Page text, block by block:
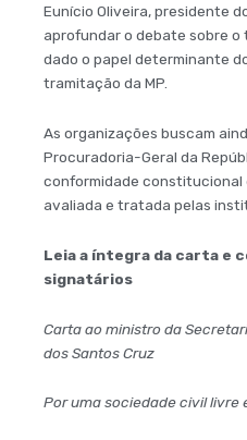
Eunício Oliveira, presidente
aprofundar o debate sobre
dado o papel determinante
tramitação da MP.
As organizações buscam
Procuradoria-Geral da
conformidade constitucional
avaliada e tratada pelas
Leia a íntegra da carta e
signatários
Carta ao ministro da
dos Santos Cruz
Por uma sociedade civil livre